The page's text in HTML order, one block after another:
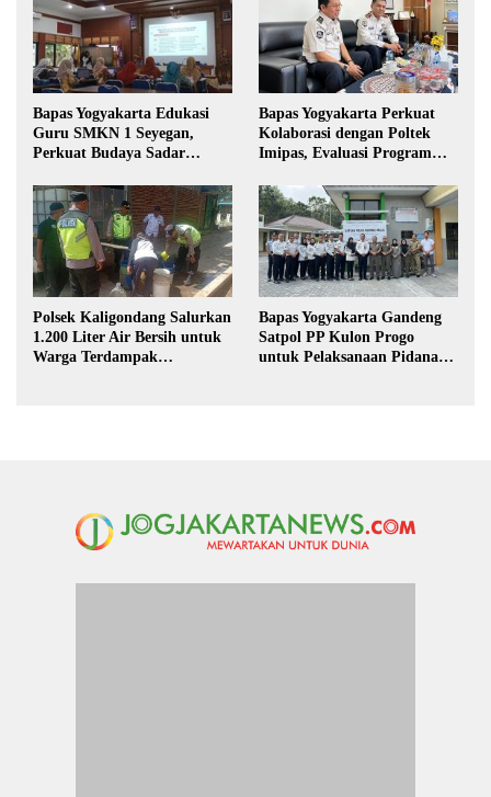
Bapas Yogyakarta Edukasi
Guru SMKN 1 Seyegan,
Perkuat Budaya Sadar
Bapas Yogyakarta Perkuat
Kolaborasi dengan Poltek
Imipas, Evaluasi Program
Polsek Kaligondang Salurkan
1.200 Liter Air Bersih untuk
Warga Terdampak
Bapas Yogyakarta Gandeng
Satpol PP Kulon Progo
untuk Pelaksanaan Pidana